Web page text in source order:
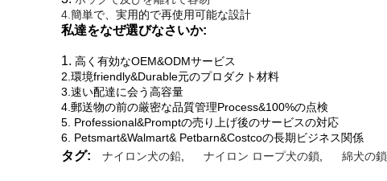
4. 簡単で、実用的で再使用可能な設計
私達をなぜ選びなさいか:
1. 高く有効なOEM&ODMサービス
2.環境friendly&Durable元のプロダクト材料
3.速い配達に会う高容量
4.郵送物の前の厳密な品質管理Process&100%の点検
5. Professional&Promptの売り上げ後のサービスの対応
6. Petsmart&Walmart& Petbarn&Costcoの長期ビジネス関係
タグ: ナイロン犬の鉛 ナイロン ロープ犬の鎖 綿犬の鎖